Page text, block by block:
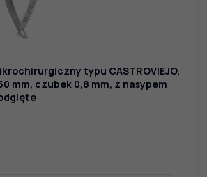
typu CASTROVIEJO,
mm, czubek 0,8 mm, z nasypem